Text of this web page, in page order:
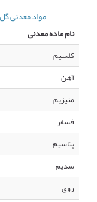
مواد معدنی
نام ماده معدنی
کلسیم
آهن
منیزیم
فسفر
پتاسیم
سدیم
روی